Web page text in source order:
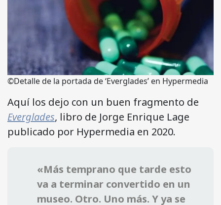
©Detalle de la portada de ‘Everglades’ en Hypermedia
Aquí los dejo con un buen fragmento de
Everglades, libro de Jorge Enrique Lage
publicado por Hypermedia en 2020.
«Más temprano que tarde esto
va a terminar convertido en un
museo. Otro. Uno más. Y ya se